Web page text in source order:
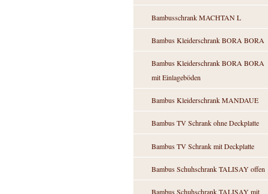
Bambusschrank MACHTAN L
Bambus Kleiderschrank BORA BORA
Bambus Kleiderschrank BORA BORA
mit Einlageböden
Bambus Kleiderschrank MANDAUE
Bambus TV Schrank ohne Deckplatte
Bambus TV Schrank mit Deckplatte
Bambus Schuhschrank TALISAY offen
Bambus Schuhschrank TALISAY mit